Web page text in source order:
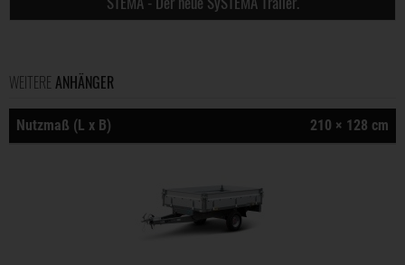
WEITERE ANHÄNGER
Nutzmaß (L x B) 210 × 128 cm